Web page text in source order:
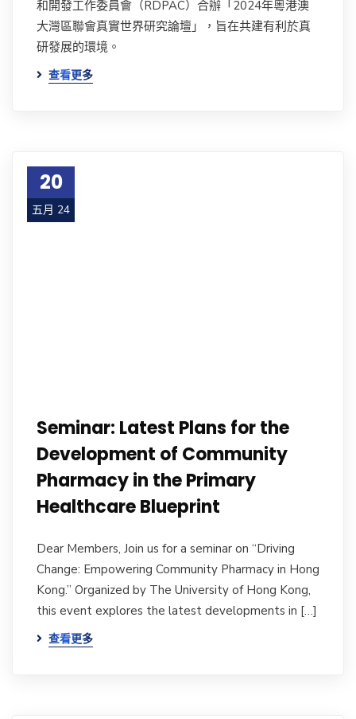
和開發工作委員會（RDPAC）合辦「2024年粵港澳
大灣區聯會真實世界研究論壇」，旨在共建有利於真
研發展的環境。
查看更多
20
五月 24
Seminar: Latest Plans for the
Development of Community
Pharmacy in the Primary
Healthcare Blueprint
Dear Members, Join us for a seminar on “Driving
Change: Empowering Community Pharmacy in Hong
Kong.” Organized by The University of Hong Kong,
this event explores the latest developments in […]
查看更多